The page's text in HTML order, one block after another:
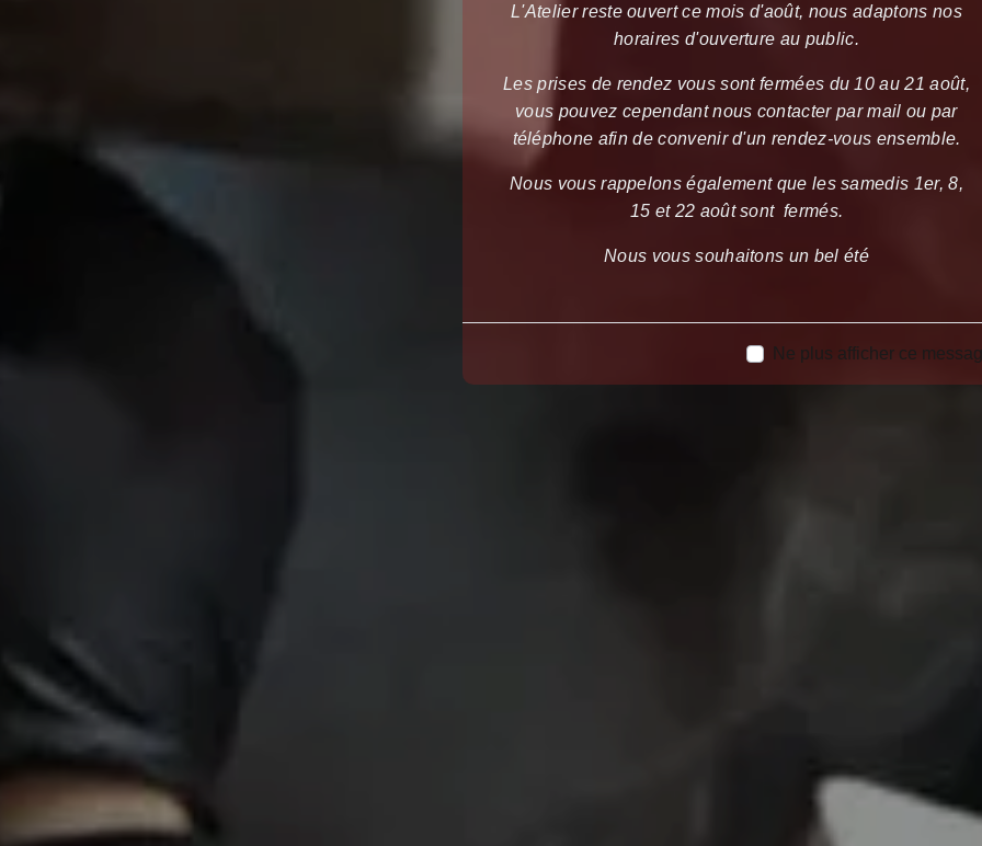
L'Atelier reste ouvert ce mois d'août, nous adaptons nos
horaires d'ouverture au public.
Les prises de rendez vous sont fermées du 10 au 21 août,
vous pouvez cependant nous contacter par mail ou par
téléphone afin de convenir d'un rendez-vous ensemble.
Nous vous rappelons également que les samedis 1er, 8,
15 et 22 août sont fermés.
Nous vous souhaitons un bel été
Ne plus afficher ce